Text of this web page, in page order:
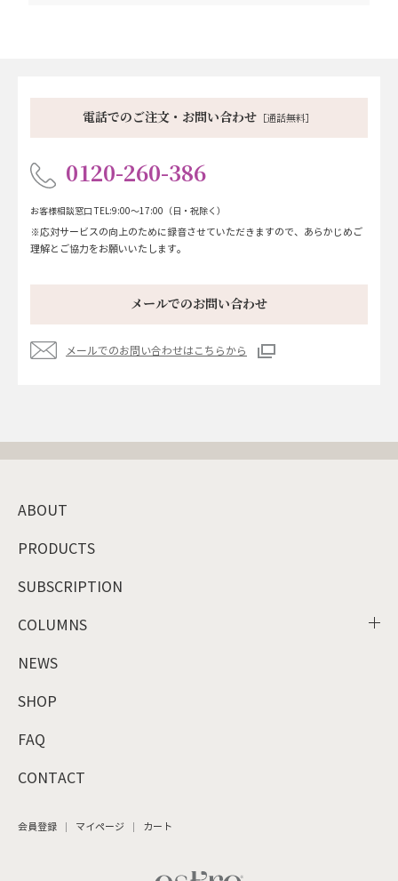
電話でのご注文・お問い合わせ ［通話無料］
0120-260-386
お客様相談窓口TEL:9:00～17:00（日・祝除く）
※応対サービスの向上のために録音させていただきますので、あらかじめご
理解とご協力をお願いいたします。
メールでのお問い合わせ
メールでのお問い合わせはこちらから
ABOUT
PRODUCTS
SUBSCRIPTION
COLUMNS
NEWS
SHOP
FAQ
CONTACT
会員登録 マイページ カート